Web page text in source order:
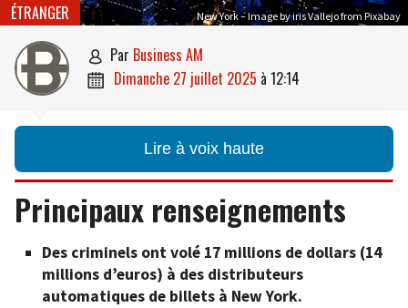
New York – Image by iris Vallejo from Pixabay
ÉTRANGER
 par Business AM
 dimanche 27 juillet 2025 à 12:14
Lire à voix haute
Principaux renseignements
Des criminels ont volé 17 millions de dollars (14
millions d’euros) à des distributeurs
automatiques de billets à New York.